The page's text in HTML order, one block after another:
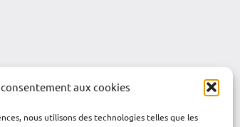
aux cookies
nous utilisons des technologies telles que les